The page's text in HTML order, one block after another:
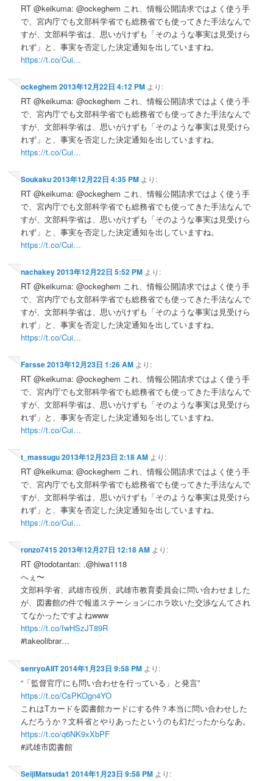
RT @keikuma: @ockeghem これ、情報公開請求ではよく使う手
で、宮内庁でも文部科学省でも総務省でも使ってきた手法なんで
すが、文部科学省は、思いがけずも「そのような事実は見受けら
れず」と、事実を否定した決定通知を出していますね。
https://t.co/Cui…
ockeghem 2013年12月22日 4:12 PM より:
RT @keikuma: @ockeghem これ、情報公開請求ではよく使う手
で、宮内庁でも文部科学省でも総務省でも使ってきた手法なんで
すが、文部科学省は、思いがけずも「そのような事実は見受けら
れず」と、事実を否定した決定通知を出していますね。
https://t.co/Cui…
Soukaku2013年12月22日 4:35 PM より:
RT @keikuma: @ockeghem これ、情報公開請求ではよく使う手
で、宮内庁でも文部科学省でも総務省でも使ってきた手法なんで
すが、文部科学省は、思いがけずも「そのような事実は見受けら
れず」と、事実を否定した決定通知を出していますね。
https://t.co/Cui…
nachakey2013年12月22日 5:52 PM より:
RT @keikuma: @ockeghem これ、情報公開請求ではよく使う手
で、宮内庁でも文部科学省でも総務省でも使ってきた手法なんで
すが、文部科学省は、思いがけずも「そのような事実は見受けら
れず」と、事実を否定した決定通知を出していますね。
https://t.co/Cui…
Farsse2013年12月23日 1:26 AM より:
RT @keikuma: @ockeghem これ、情報公開請求ではよく使う手
で、宮内庁でも文部科学省でも総務省でも使ってきた手法なんで
すが、文部科学省は、思いがけずも「そのような事実は見受けら
れず」と、事実を否定した決定通知を出していますね。
https://t.co/Cui…
t_massugu2013年12月23日 2:18 AM より:
RT @keikuma: @ockeghem これ、情報公開請求ではよく使う手
で、宮内庁でも文部科学省でも総務省でも使ってきた手法なんで
すが、文部科学省は、思いがけずも「そのような事実は見受けら
れず」と、事実を否定した決定通知を出していますね。
https://t.co/Cui…
ronzo74152013年12月27日 12:18 AM より:
RT @todotantan: .@hiwa1118
へぇ〜
文部科学省、武雄市役所、武雄市教育委員会に問い合わせました
が、図書館の件で報道ステーションにホラ吹いた交渉なんてされ
てなかったですよねwww
https://t.co/fwHSzJT89R
#takeolibrar…
senryoAIIT2014年1月23日 9:58 PM より:
“「監督官庁にも問い合わせを行っている」と発言”
https://t.co/CsPKOgn4YO
これはTカードを図書館カードにする件？本当に問い合わせした
んだろうか？文科省とやりあったというのも幻だったからなあ。
https://t.co/q6NK9xXbPF
#武雄市図書館
SeijiMatsuda1 2014年1月23日 9:58 PM より: